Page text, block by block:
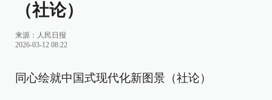
（社论）
来源： 人民日报
2026-03-12 08:22
同心绘就中国式现代化新图景（社论）